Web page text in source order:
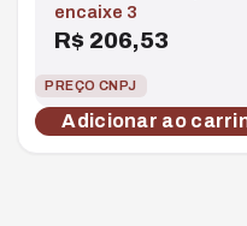
encaixe 3
R$ 206,53
PREÇO CNPJ
Adicionar ao